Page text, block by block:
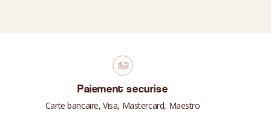
Paiement sécurisé
Carte bancaire, Visa, Mastercard, Maestro